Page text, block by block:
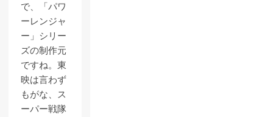
で、「パワ
ーレンジャ
ー」シリー
ズの制作元
ですね。東
映は言わず
もがな、ス
ーパー戦隊